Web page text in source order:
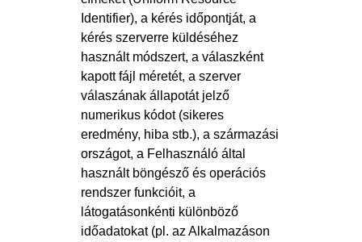
Identifier), a kérés időpontját, a
kérés szerverre küldéséhez
használt módszert, a válaszként
kapott fájl méretét, a szerver
válaszának állapotát jelző
numerikus kódot (sikeres
eredmény, hiba stb.), a származási
országot, a Felhasználó által
használt böngésző és operációs
rendszer funkcióit, a
látogatásonkénti különböző
időadatokat (pl. az Alkalmazáson